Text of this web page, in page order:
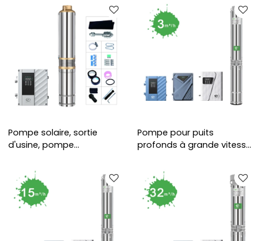
Pompe solaire, sortie
d'usine, pompe
turbine en plastique,
pompe à énergie solaire
de 4 pouces pour
l'irrigation
Pompe pour puits
profonds à grande vitesse
Conception de structure
résistante au sable |
approvisionnement en eau
domestique et irrigation |